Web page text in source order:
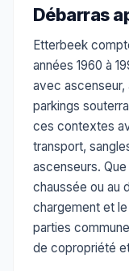
Débarras
Etterbeek
années 1960 à
avec ascenseur,
parkings
ces contextes
transport,
ascenseurs.
chaussée ou au
chargement et
parties
de copropriété